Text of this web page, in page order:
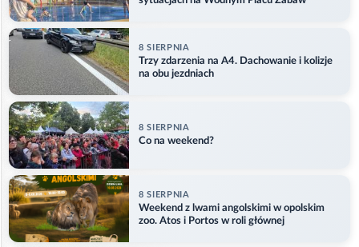
8 SIERPNIA
Trzy zdarzenia na A4. Dachowanie i kolizje
na obu jezdniach
8 SIERPNIA
Co na weekend?
8 SIERPNIA
Weekend z lwami angolskimi w opolskim
zoo. Atos i Portos w roli głównej